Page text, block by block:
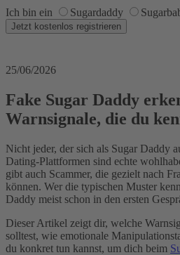
Ich bin ein Sugardaddy
25/06/2026
Fake Sugar Daddy
Warnsignale, die du
Nicht jeder, der sich als Sugar Daddy
Dating-Plattformen sind echte
gibt auch Scammer, die gezielt nach
können. Wer die typischen Muster
Daddy meist schon in den ersten
Dieser Artikel zeigt dir, welche
solltest, wie emotionale
du konkret tun kannst, um dich beim